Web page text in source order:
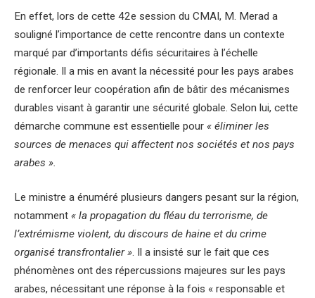
En effet, lors de cette 42e session du CMAI, M. Merad a
souligné l’importance de cette rencontre dans un contexte
marqué par d’importants défis sécuritaires à l’échelle
régionale. Il a mis en avant la nécessité pour les pays arabes
de renforcer leur coopération afin de bâtir des mécanismes
durables visant à garantir une sécurité globale. Selon lui, cette
démarche commune est essentielle pour « éliminer les
sources de menaces qui affectent nos sociétés et nos pays
arabes ».
Le ministre a énuméré plusieurs dangers pesant sur la région,
notamment « la propagation du fléau du terrorisme, de
l’extrémisme violent, du discours de haine et du crime
organisé transfrontalier ». Il a insisté sur le fait que ces
phénomènes ont des répercussions majeures sur les pays
arabes, nécessitant une réponse à la fois « responsable et